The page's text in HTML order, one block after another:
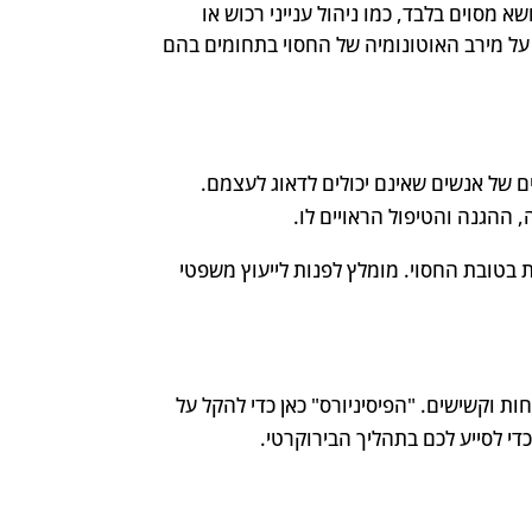
מסוים בלבד, כמו ניהול ענייני רכוש או
מירב האוטונומיה של החסוי בתחומים בהם
של אנשים שאינם יכולים לדאוג לעצמם.
והטיפול הראויים לו.
בטובת החסוי. מומלץ לפנות לייעוץ משפטי
וקשישים. "הפיסיניורס" כאן כדי להקל על
לסייע לכם בתהליך הבירוקרטי.